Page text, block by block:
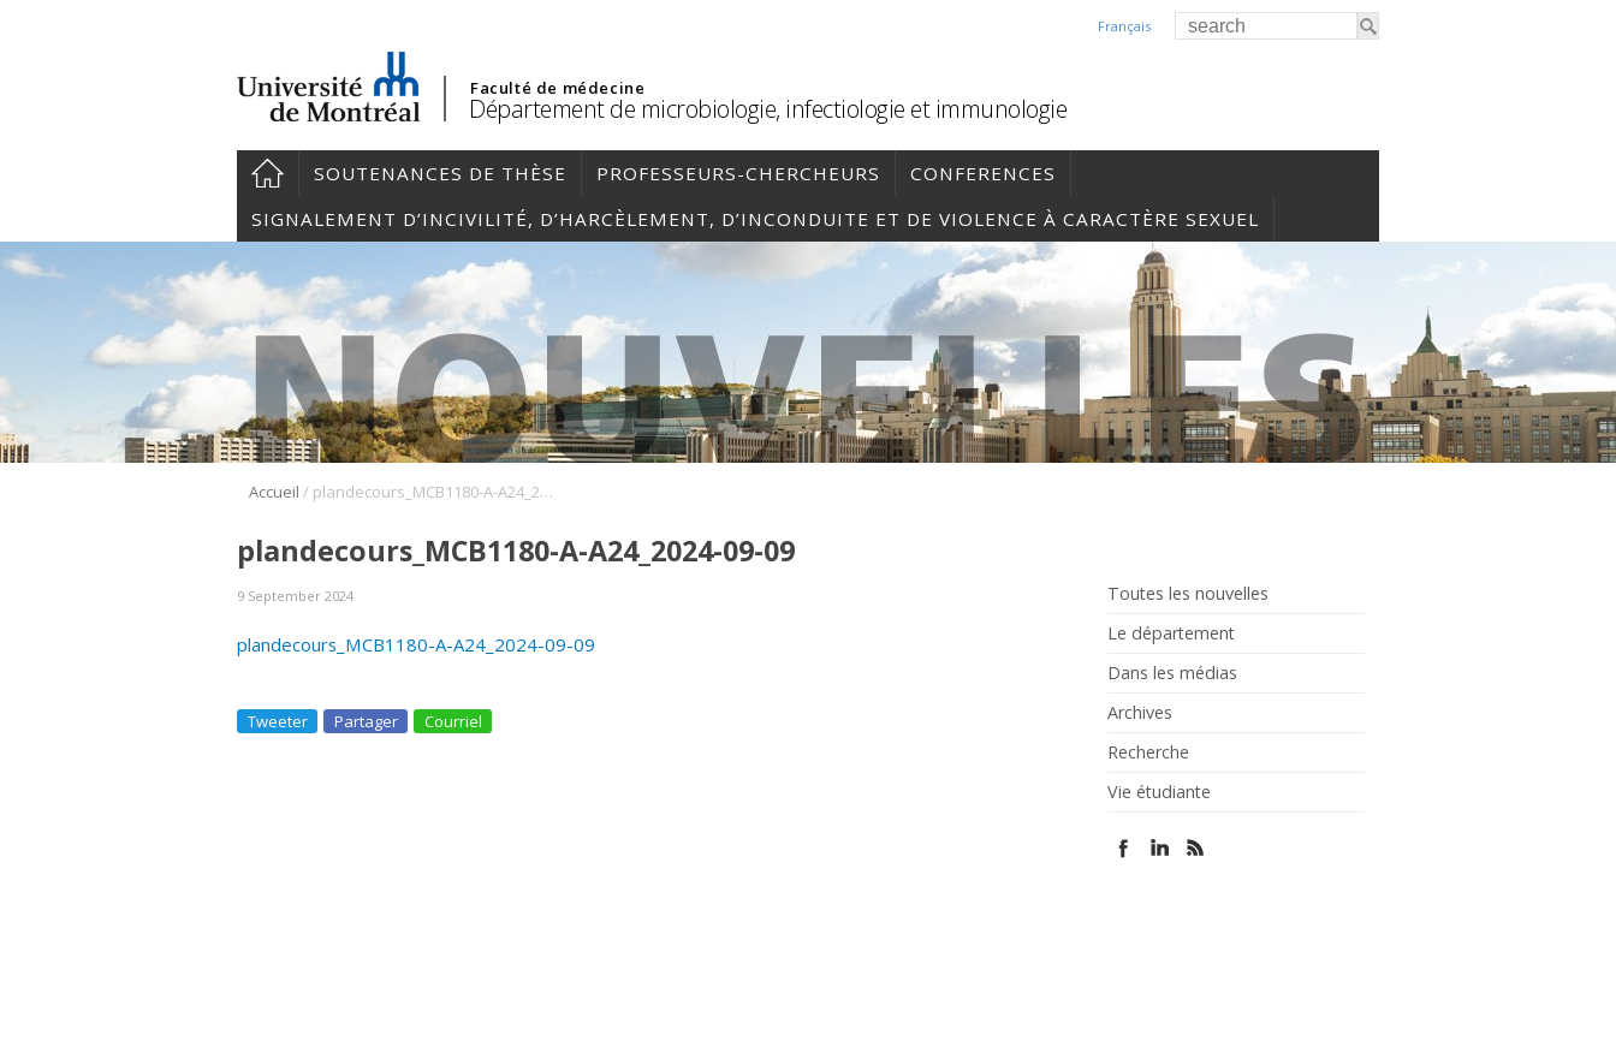
Français
Faculté de médecine
Département de microbiologie, infectiologie et immunologie
SOUTENANCES DE THÈSE PROFESSEURS-CHERCHEURS
CONFERENCES
SIGNALEMENT D’INCIVILITÉ, D’HARCÈLEMENT, D’INCONDUITE ET DE VIOLENCE À CARACTÈRE SEXUEL
Accueil / plandecours_MCB1180-A-A24_2024-09-09
Toutes les nouvelles
Le département
Dans les médias
Archives
Recherche
Vie étudiante
plandecours_MCB1180-A-A24_2024-09-09
9 September 2024
plandecours_MCB1180-A-A24_2024-09-09
Tweeter Partager Courriel